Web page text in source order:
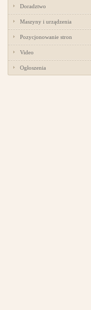
Doradztwo
Maszyny i urządzenia
Pozycjonowanie stron
Video
Ogłoszenia